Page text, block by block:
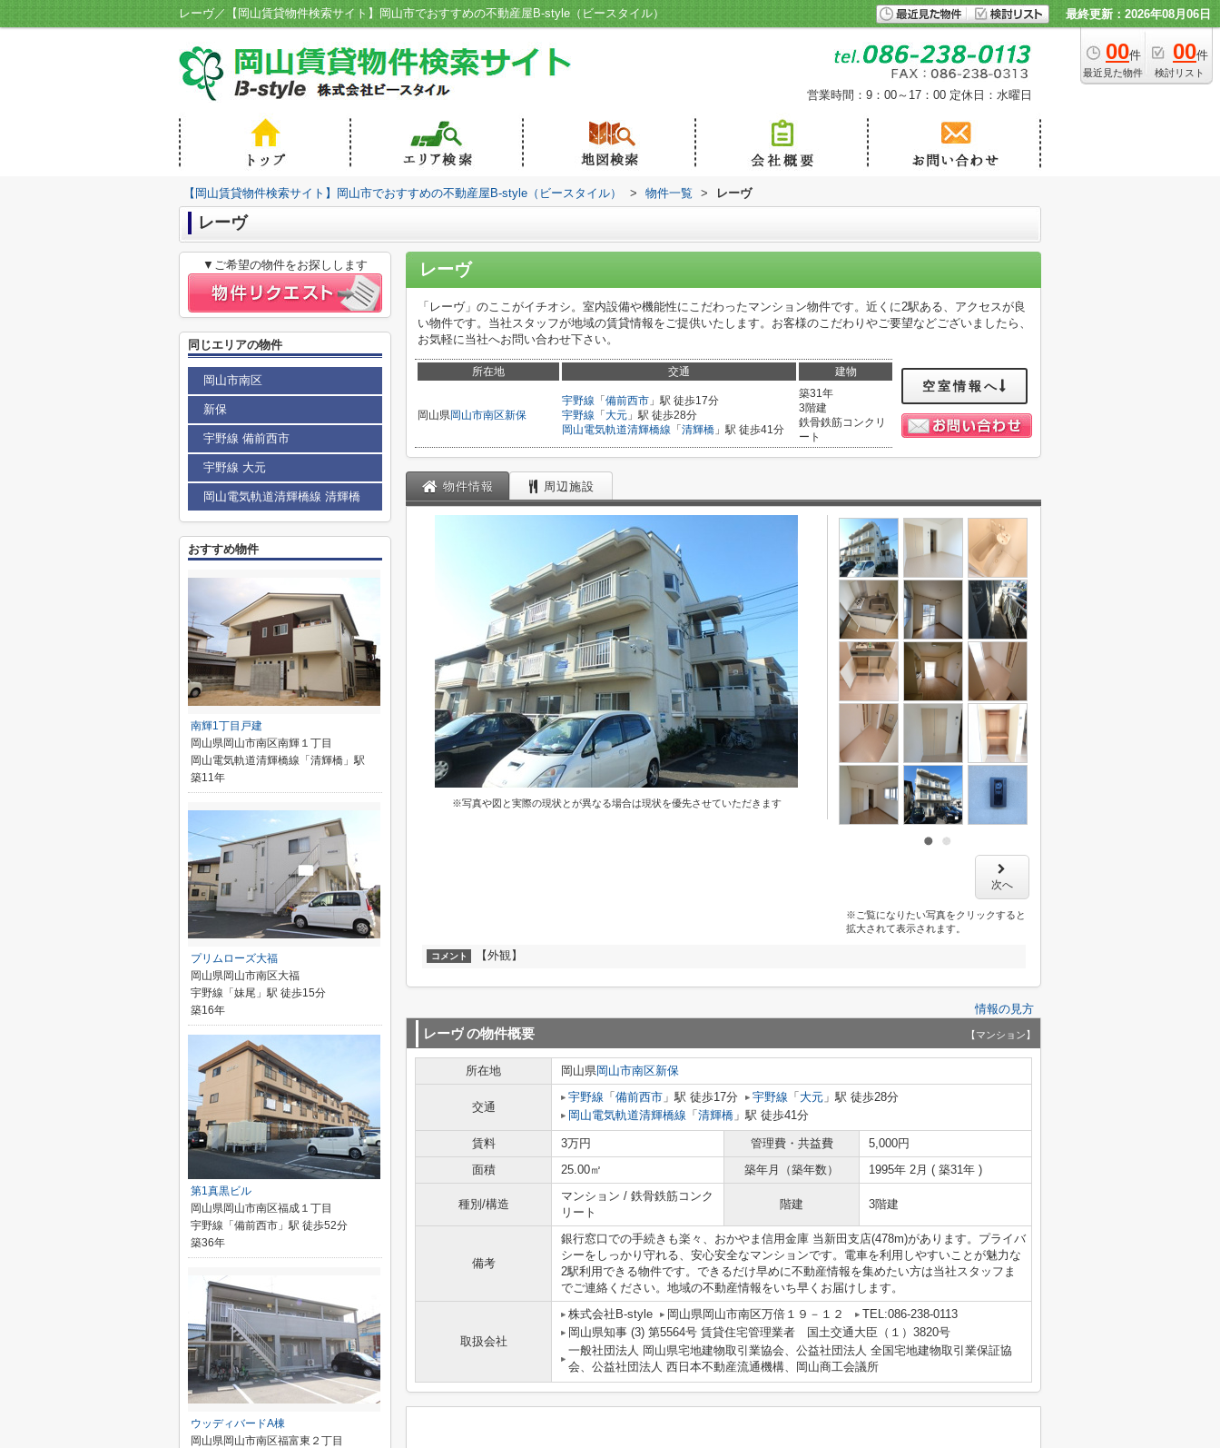
レーヴ／【岡山賃貸物件検索サイト】岡山市でおすすめの不動産屋B-style（ビースタイル） 最終更新：2026年08月06日
00件
最近見た物件
00件
検討リスト
営業時間：9：00～17：00 定休日：水曜日
【岡山賃貸物件検索サイト】岡山市でおすすめの不動産屋B-style（ビースタイル） > 物件一覧 > レーヴ
レーヴ
レーヴ
「レーヴ」のここがイチオシ。室内設備や機能性にこだわったマンション物件です。近くに2駅ある、アクセスが良
い物件です。当社スタッフが地域の賃貸情報をご提供いたします。お客様のこだわりやご要望などございましたら、
お気軽に当社へお問い合わせ下さい。
所在地 交通 建物
岡山県岡山市南区新保
宇野線 「 備前西市 」駅 徒歩17分
宇野線 「 大元 」駅 徒歩28分
岡山電気軌道清輝橋線 「 清輝橋 」駅 徒歩41分
築31年
3階建
鉄骨鉄筋コンクリ
ート
空室情報へ
物件情報 周辺施設
※写真や図と実際の現状とが異なる場合は現状を優先させていただきます
次へ
※ご覧になりたい写真をクリックすると
拡大されて表示されます。
コメント 【外観】
情報の見方
レーヴの物件概要 【マンション】
所在地 岡山県岡山市南区新保
交通
宇野線 「 備前西市 」駅 徒歩17分 宇野線 「 大元 」駅 徒歩28分
岡山電気軌道清輝橋線 「 清輝橋 」駅 徒歩41分
賃料 3万円 管理費・共益費
5,000円
面積
25.00㎡ 築年月（築年数） 1995年 2月 ( 築31年 )
種別/構造
マンション / 鉄骨鉄筋コンク
リート
階建 3階建
備考
銀行窓口での手続きも楽々、おかやま信用金庫 当新田支店(478m)があります。プライバ
シーをしっかり守れる、安心安全なマンションです。電車を利用しやすいことが魅力な
2駅利用できる物件です。できるだけ早めに不動産情報を集めたい方は当社スタッフま
でご連絡ください。地域の不動産情報をいち早くお届けします。
取扱会社
株式会社B-style 岡山県岡山市南区万倍１９－１２
TEL:086-238-0113
岡山県知事 (3) 第5564号 賃貸住宅管理業者 国土交通大臣（１）3820号
一般社団法人 岡山県宅地建物取引業協会、公益社団法人 全国宅地建物取引業保証協
会、公益社団法人 西日本不動産流通機構、岡山商工会議所
▼ご希望の物件をお探しします
同じエリアの物件
岡山市南区
新保
宇野線 備前西市
宇野線 大元
岡山電気軌道清輝橋線 清輝橋
おすすめ物件
南輝1丁目戸建
岡山県岡山市南区南輝１丁目
岡山電気軌道清輝橋線「清輝橋」駅
築11年
プリムローズ大福
岡山県岡山市南区大福
宇野線「妹尾」駅 徒歩15分
築16年
第1真黒ビル
岡山県岡山市南区福成１丁目
宇野線「備前西市」駅 徒歩52分
築36年
ウッディバードA棟
岡山県岡山市南区福富東２丁目